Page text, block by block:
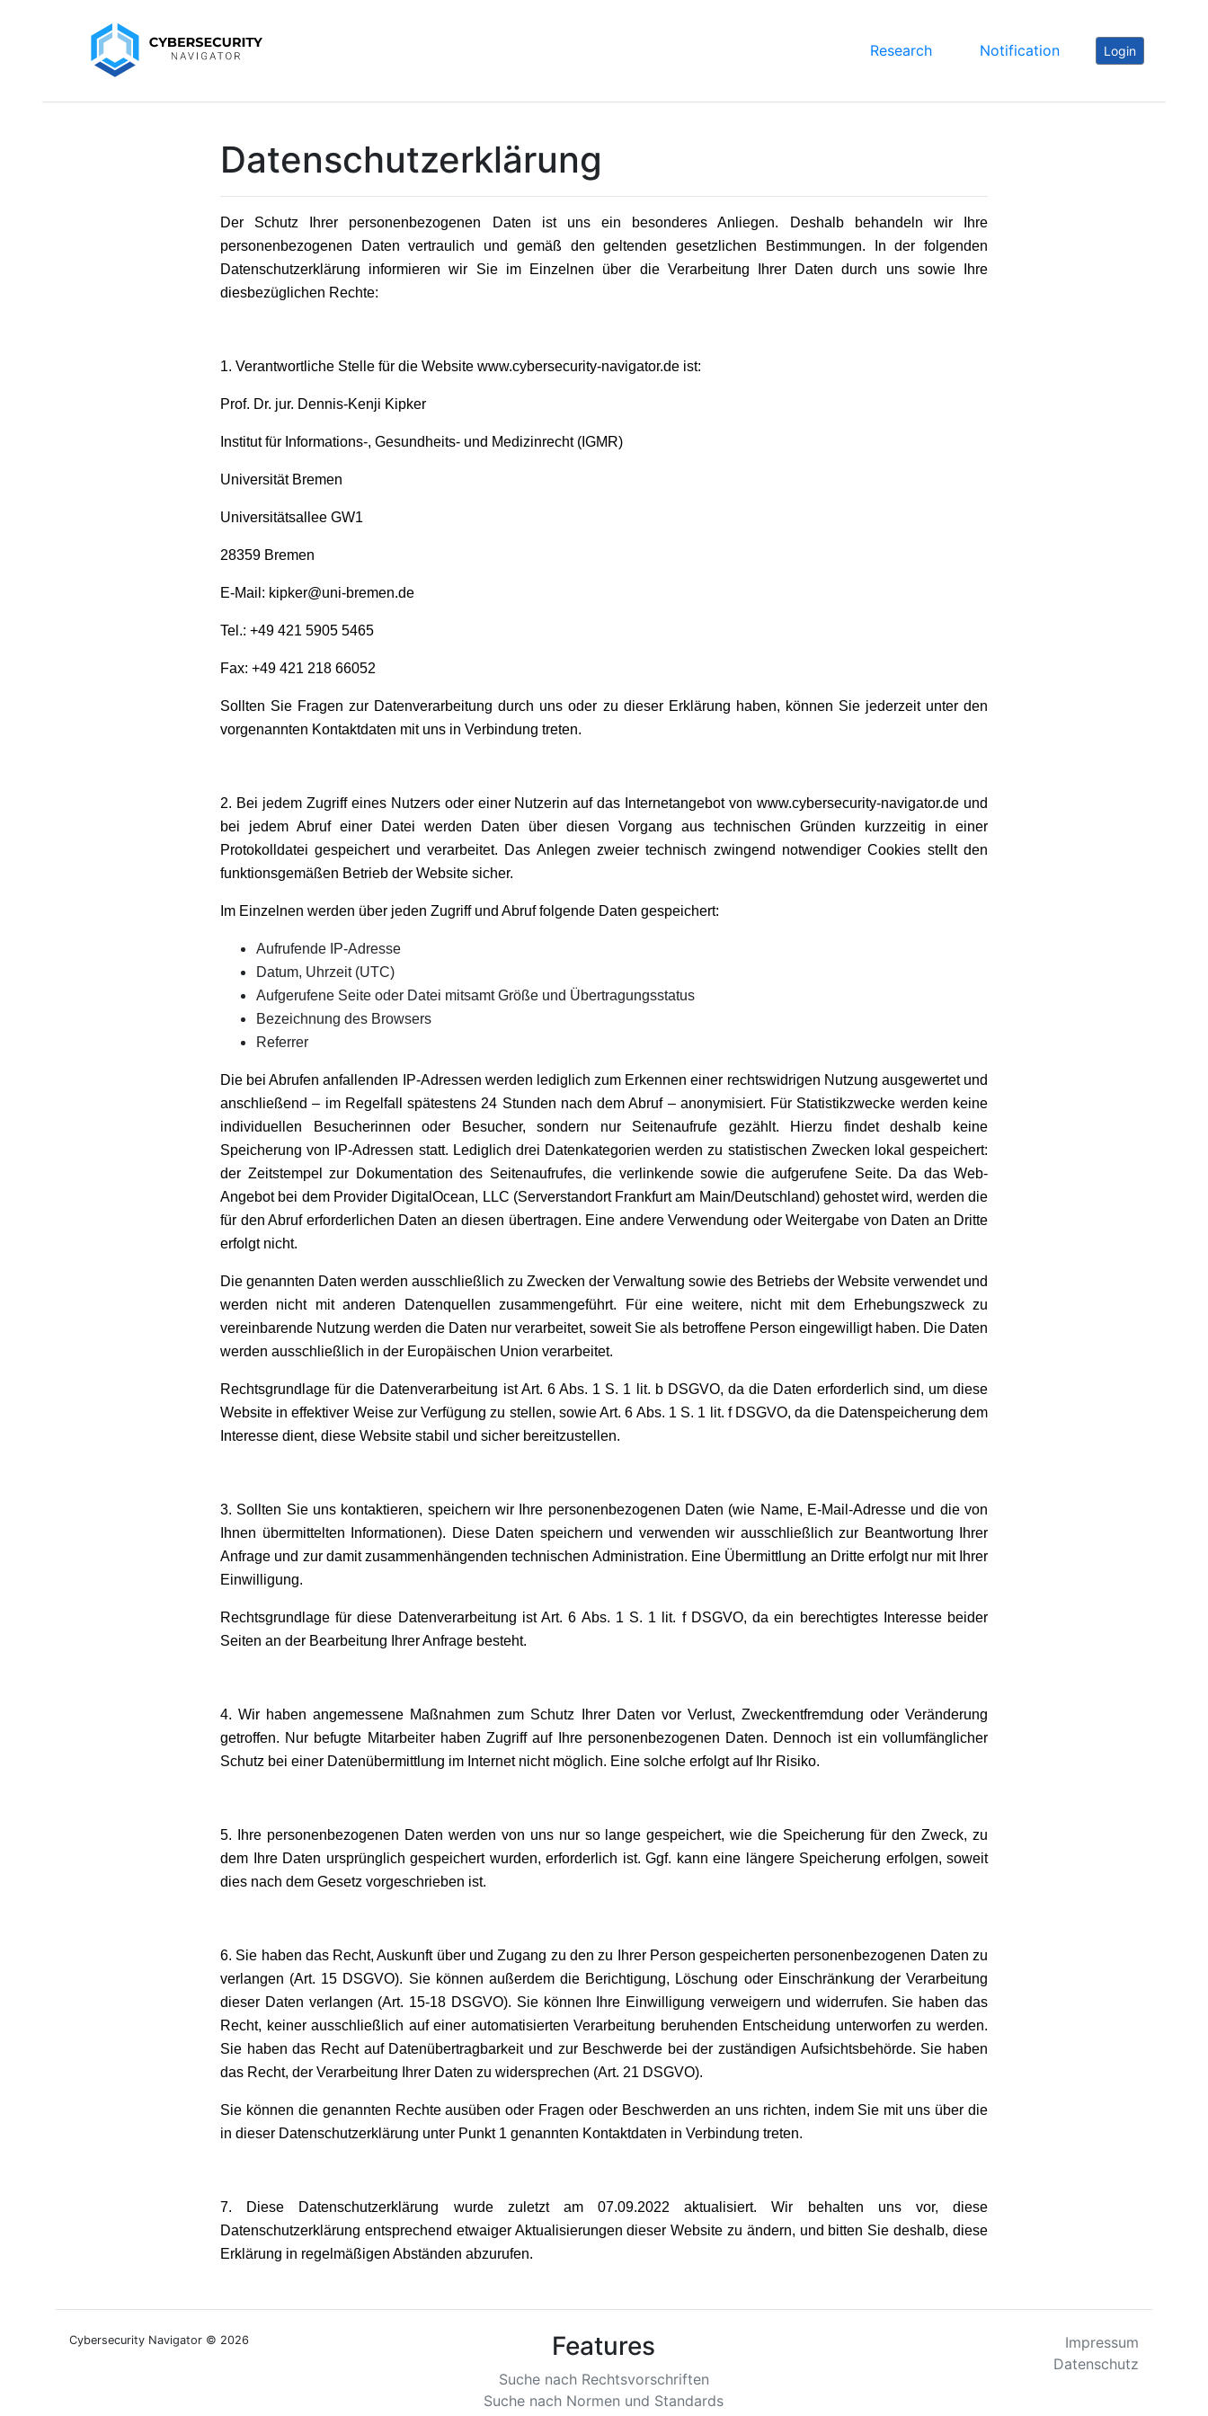
Research Notification Login
Datenschutzerklärung
Der Schutz Ihrer personenbezogenen Daten ist uns ein besonderes Anliegen. Deshalb behandeln wir Ihre
personenbezogenen Daten vertraulich und gemäß den geltenden gesetzlichen Bestimmungen. In der folgenden
Datenschutzerklärung informieren wir Sie im Einzelnen über die Verarbeitung Ihrer Daten durch uns sowie Ihre
diesbezüglichen Rechte:
1. Verantwortliche Stelle für die Website www.cybersecurity-navigator.de ist:
Prof. Dr. jur. Dennis-Kenji Kipker
Institut für Informations-, Gesundheits- und Medizinrecht (IGMR)
Universität Bremen
Universitätsallee GW1
28359 Bremen
E-Mail: kipker@uni-bremen.de
Tel.: +49 421 5905 5465
Fax: +49 421 218 66052
Sollten Sie Fragen zur Datenverarbeitung durch uns oder zu dieser Erklärung haben, können Sie jederzeit unter den
vorgenannten Kontaktdaten mit uns in Verbindung treten.
2. Bei jedem Zugriff eines Nutzers oder einer Nutzerin auf das Internetangebot von www.cybersecurity-navigator.de und
bei jedem Abruf einer Datei werden Daten über diesen Vorgang aus technischen Gründen kurzzeitig in einer
Protokolldatei gespeichert und verarbeitet. Das Anlegen zweier technisch zwingend notwendiger Cookies stellt den
funktionsgemäßen Betrieb der Website sicher.
Im Einzelnen werden über jeden Zugriff und Abruf folgende Daten gespeichert:
Aufrufende IP-Adresse
Datum, Uhrzeit (UTC)
Aufgerufene Seite oder Datei mitsamt Größe und Übertragungsstatus
Bezeichnung des Browsers
Referrer
Die bei Abrufen anfallenden IP-Adressen werden lediglich zum Erkennen einer rechtswidrigen Nutzung ausgewertet und
anschließend – im Regelfall spätestens 24 Stunden nach dem Abruf – anonymisiert. Für Statistikzwecke werden keine
individuellen Besucherinnen oder Besucher, sondern nur Seitenaufrufe gezählt. Hierzu findet deshalb keine
Speicherung von IP-Adressen statt. Lediglich drei Datenkategorien werden zu statistischen Zwecken lokal gespeichert:
der Zeitstempel zur Dokumentation des Seitenaufrufes, die verlinkende sowie die aufgerufene Seite. Da das Web-
Angebot bei dem Provider DigitalOcean, LLC (Serverstandort Frankfurt am Main/Deutschland) gehostet wird, werden die
für den Abruf erforderlichen Daten an diesen übertragen. Eine andere Verwendung oder Weitergabe von Daten an Dritte
erfolgt nicht.
Die genannten Daten werden ausschließlich zu Zwecken der Verwaltung sowie des Betriebs der Website verwendet und
werden nicht mit anderen Datenquellen zusammengeführt. Für eine weitere, nicht mit dem Erhebungszweck zu
vereinbarende Nutzung werden die Daten nur verarbeitet, soweit Sie als betroffene Person eingewilligt haben. Die Daten
werden ausschließlich in der Europäischen Union verarbeitet.
Rechtsgrundlage für die Datenverarbeitung ist Art. 6 Abs. 1 S. 1 lit. b DSGVO, da die Daten erforderlich sind, um diese
Website in effektiver Weise zur Verfügung zu stellen, sowie Art. 6 Abs. 1 S. 1 lit. f DSGVO, da die Datenspeicherung dem
Interesse dient, diese Website stabil und sicher bereitzustellen.
3. Sollten Sie uns kontaktieren, speichern wir Ihre personenbezogenen Daten (wie Name, E-Mail-Adresse und die von
Ihnen übermittelten Informationen). Diese Daten speichern und verwenden wir ausschließlich zur Beantwortung Ihrer
Anfrage und zur damit zusammenhängenden technischen Administration. Eine Übermittlung an Dritte erfolgt nur mit Ihrer
Einwilligung.
Rechtsgrundlage für diese Datenverarbeitung ist Art. 6 Abs. 1 S. 1 lit. f DSGVO, da ein berechtigtes Interesse beider
Seiten an der Bearbeitung Ihrer Anfrage besteht.
4. Wir haben angemessene Maßnahmen zum Schutz Ihrer Daten vor Verlust, Zweckentfremdung oder Veränderung
getroffen. Nur befugte Mitarbeiter haben Zugriff auf Ihre personenbezogenen Daten. Dennoch ist ein vollumfänglicher
Schutz bei einer Datenübermittlung im Internet nicht möglich. Eine solche erfolgt auf Ihr Risiko.
5. Ihre personenbezogenen Daten werden von uns nur so lange gespeichert, wie die Speicherung für den Zweck, zu
dem Ihre Daten ursprünglich gespeichert wurden, erforderlich ist. Ggf. kann eine längere Speicherung erfolgen, soweit
dies nach dem Gesetz vorgeschrieben ist.
6. Sie haben das Recht, Auskunft über und Zugang zu den zu Ihrer Person gespeicherten personenbezogenen Daten zu
verlangen (Art. 15 DSGVO). Sie können außerdem die Berichtigung, Löschung oder Einschränkung der Verarbeitung
dieser Daten verlangen (Art. 15-18 DSGVO). Sie können Ihre Einwilligung verweigern und widerrufen. Sie haben das
Recht, keiner ausschließlich auf einer automatisierten Verarbeitung beruhenden Entscheidung unterworfen zu werden.
Sie haben das Recht auf Datenübertragbarkeit und zur Beschwerde bei der zuständigen Aufsichtsbehörde. Sie haben
das Recht, der Verarbeitung Ihrer Daten zu widersprechen (Art. 21 DSGVO).
Sie können die genannten Rechte ausüben oder Fragen oder Beschwerden an uns richten, indem Sie mit uns über die
in dieser Datenschutzerklärung unter Punkt 1 genannten Kontaktdaten in Verbindung treten.
7. Diese Datenschutzerklärung wurde zuletzt am 07.09.2022 aktualisiert. Wir behalten uns vor, diese
Datenschutzerklärung entsprechend etwaiger Aktualisierungen dieser Website zu ändern, und bitten Sie deshalb, diese
Erklärung in regelmäßigen Abständen abzurufen.
Cybersecurity Navigator © 2026 Features
Suche nach Rechtsvorschriften
Suche nach Normen und Standards
Impressum
Datenschutz